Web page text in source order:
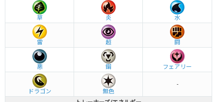
草 炎 水
雷 超 闘
悪 鋼 フェアリー
ドラゴン 無色
-